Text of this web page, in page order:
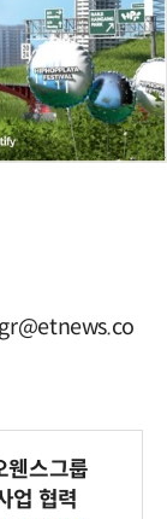
웬스그룹
업 협력